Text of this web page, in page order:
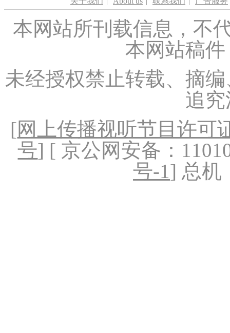
本网站所刊载信息，不
本网站稿
未经授权禁止转载、摘
追
[网上传播视听节目许可
号] [ 京公网安备：
号-1] 总机